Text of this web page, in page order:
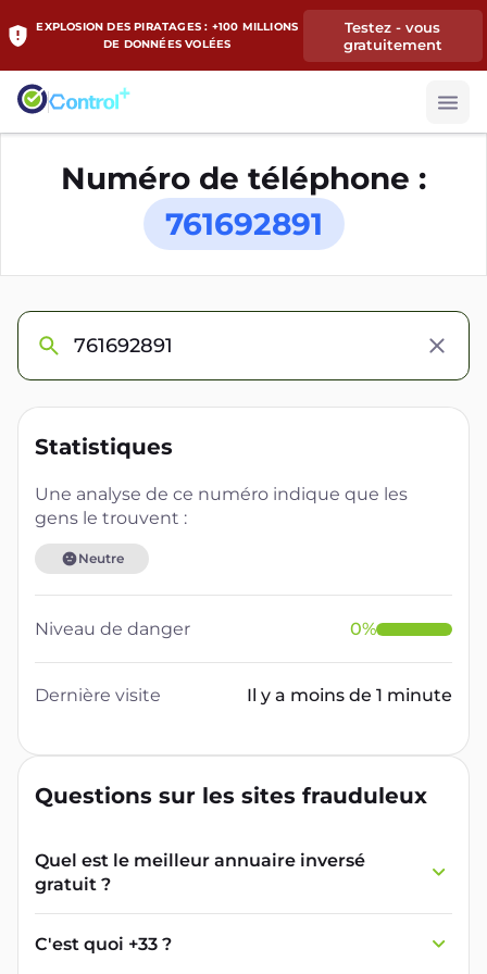
EXPLOSION DES PIRATAGES : +100 MILLIONS
DE DONNÉES VOLÉES
Testez - vous
gratuitement
Numéro de téléphone :
761692891
Statistiques
Une analyse de ce numéro indique que les
gens le trouvent :
Neutre
Niveau de danger 0%
Dernière visite Il y a moins de 1 minute
Questions sur les sites frauduleux
Quel est le meilleur annuaire inversé
gratuit ?
France Verif inclut une fonctionnalité de
recherche de numéro inversée qui est efficace
et gratuite pour identifier les appelants
C'est quoi +33 ?
L'indicatif +33 est le code téléphonique